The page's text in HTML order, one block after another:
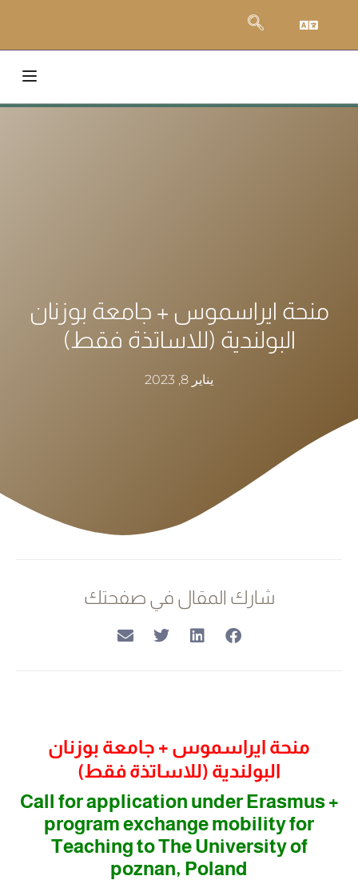
منحة ايراسموس + جامعة بوزنان
البولندية (للاساتذة فقط)
يناير 8, 2023
شارك المقال في صفحتك
منحة ايراسموس + جامعة بوزنان
البولندية (للاساتذة فقط)
Call for application under Erasmus +
program exchange mobility for
Teaching to The University of
poznan, Poland